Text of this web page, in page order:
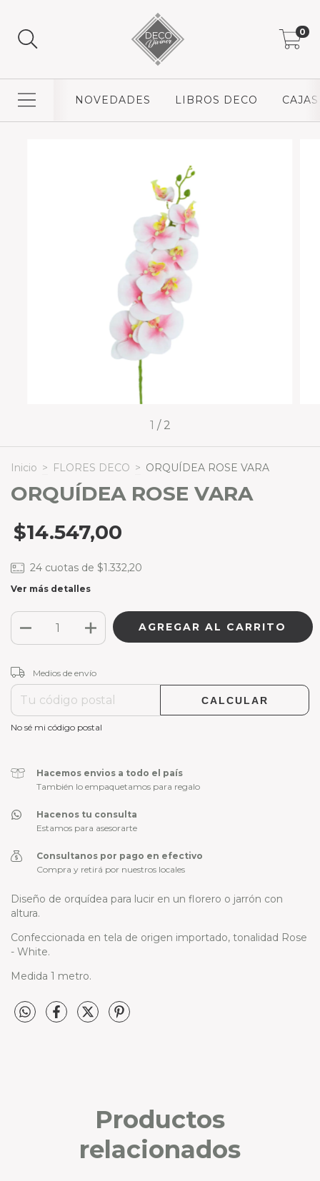
0
NOVEDADES LIBROS DECO CAJAS
1 / 2
Inicio > FLORES DECO > ORQUÍDEA ROSE VARA
ORQUÍDEA ROSE VARA
$14.547,00
24 cuotas de $1.332,20
Ver más detalles
Entregas para el CP:
Medios de envío
CALCULAR
No sé mi código postal
Hacemos envios a todo el país
También lo empaquetamos para regalo
Hacenos tu consulta
Estamos para asesorarte
Consultanos por pago en efectivo
Compra y retirá por nuestros locales
Diseño de orquídea para lucir en un florero o jarrón con
altura.
Confeccionada en tela de origen importado, tonalidad Rose
- White.
Medida 1 metro.
Productos
relacionados